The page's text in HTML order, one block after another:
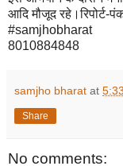
आदि मौजूद रहे।रिपोर्ट-
#samjhobharat
8010884848
samjho bharat at
Share
No comments: